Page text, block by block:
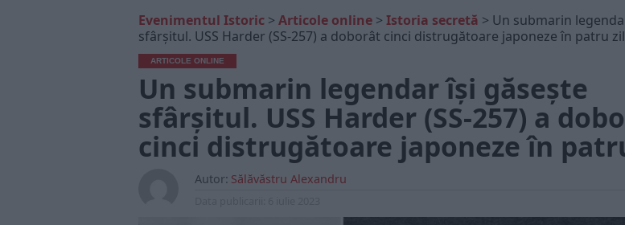
Evenimentul Istoric > Articole online > Istoria secretă > Un submarin
sfârșitul. USS Harder (SS-257) a doborât cinci distrugătoare japoneze în patru
ARTICOLE ONLINE
Un submarin legendar își găsește
sfârșitul. USS Harder (SS-257) a
cinci distrugătoare japoneze în
Autor: Sălăvăstru Alexandru